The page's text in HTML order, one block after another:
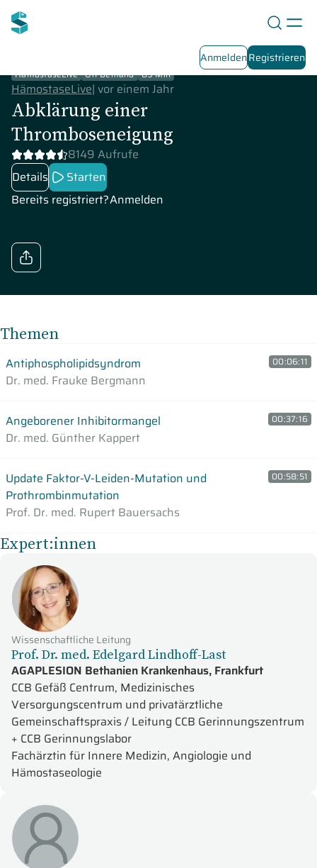
AnmeldenRegistrieren
HämostaseLive On-Demand 89 Min
HämostaseLive| vor einem Jahr
Abklärung einer
Thromboseneigung
8149 Aufrufe
Details
Starten
Bereits registriert?Anmelden
Themen
Antiphospholipidsyndrom
Dr. med. Frauke Bergmann
00:06:11
Angeborener Inhibitormangel
Dr. med. Günther Kappert
00:37:16
Update Faktor-V-Leiden-Mutation und
Prothrombinmutation
Prof. Dr. med. Rupert Bauersachs
00:58:51
Expert:innen
Wissenschaftliche Leitung
Prof. Dr. med. Edelgard Lindhoff-Last
AGAPLESION Bethanien Krankenhaus, Frankfurt
CCB Gefäß Centrum, Medizinisches
Versorgungscentrum und privatärztliche
Gemeinschaftspraxis / Leitung CCB Gerinnungszentrum
+ CCB Gerinnungslabor
Fachärztin für Innere Medizin, Angiologie und
Hämostaseologie